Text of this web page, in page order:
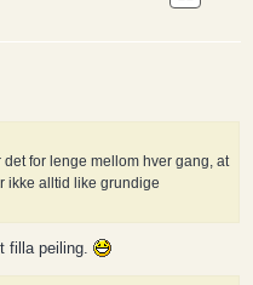
for lenge mellom hver gang, at
ikke alltid like grundige
filla peiling.